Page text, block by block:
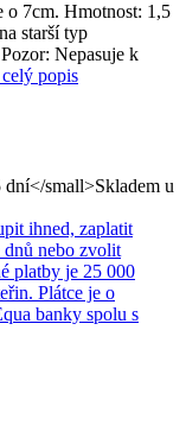
o 7cm. Hmotnost: 1,5
starší typ
Nepasuje k
celý popis
Skladem u